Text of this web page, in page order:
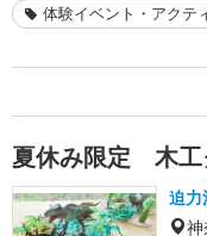
体験イベント・アクテ
夏休み限定 木工
迫力
神